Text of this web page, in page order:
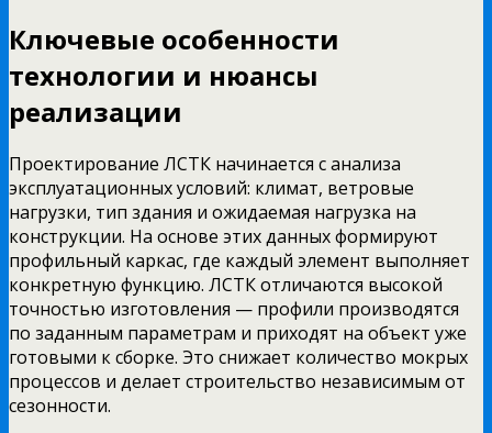
Ключевые особенности
технологии и нюансы
реализации
Проектирование ЛСТК начинается с анализа
эксплуатационных условий: климат, ветровые
нагрузки, тип здания и ожидаемая нагрузка на
конструкции. На основе этих данных формируют
профильный каркас, где каждый элемент выполняет
конкретную функцию. ЛСТК отличаются высокой
точностью изготовления — профили производятся
по заданным параметрам и приходят на объект уже
готовыми к сборке. Это снижает количество мокрых
процессов и делает строительство независимым от
сезонности.